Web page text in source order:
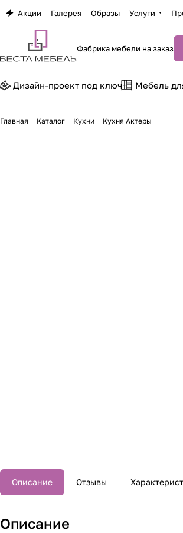
Акции Галерея Образы Услуги
Фабрика мебели на заказ
Дизайн-проект под ключ Мебель
Главная Каталог Кухни Кухня Актеры
Описание Отзывы
Описание